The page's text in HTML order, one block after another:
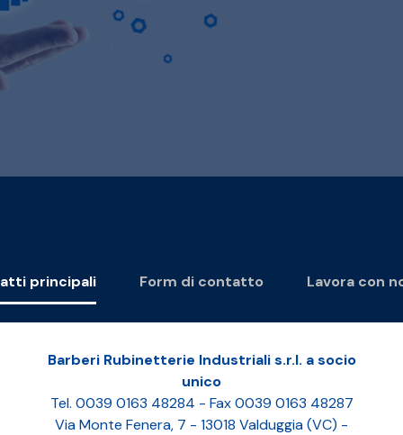
principali Form di contatto Lavora con
Barberi Rubinetterie Industriali s.r.l. a socio
unico
Tel. 0039 0163 48284 - Fax 0039 0163 48287
Via Monte Fenera, 7 - 13018 Valduggia (VC) -